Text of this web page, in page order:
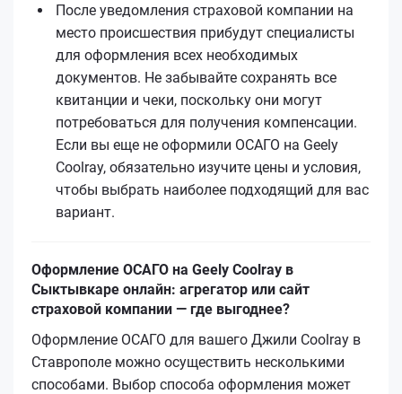
После уведомления страховой компании на
место происшествия прибудут специалисты
для оформления всех необходимых
документов. Не забывайте сохранять все
квитанции и чеки, поскольку они могут
потребоваться для получения компенсации.
Если вы еще не оформили ОСАГО на Geely
Coolray, обязательно изучите цены и условия,
чтобы выбрать наиболее подходящий для вас
вариант.
Оформление ОСАГО на Geely Coolray в
Сыктывкаре онлайн: агрегатор или сайт
страховой компании — где выгоднее?
Оформление ОСАГО для вашего Джили Coolray в
Ставрополе можно осуществить несколькими
способами. Выбор способа оформления может